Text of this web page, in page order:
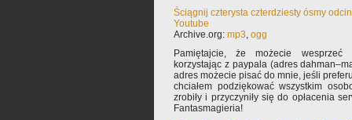
Ściągnij czterysta czterdziesty ósmy
Youtube
Archive.org: mp3, ogg
Pamiętajcie, że możecie wesprzeć
korzystając z paypala (adres
adres możecie pisać do mnie, jeśli
chciałem podziękować wszystkim
zrobiły i przyczyniły się do opłacenia
Fantasmagieria!